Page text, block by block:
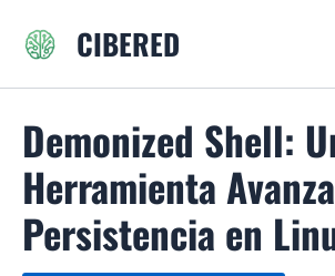
CIBERED
Demonized Shell:
Herramienta
Persistencia en